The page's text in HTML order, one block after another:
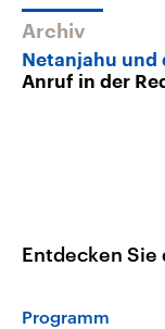
Archiv
Netanjahu und
Anruf in der
Entdecken
Programm